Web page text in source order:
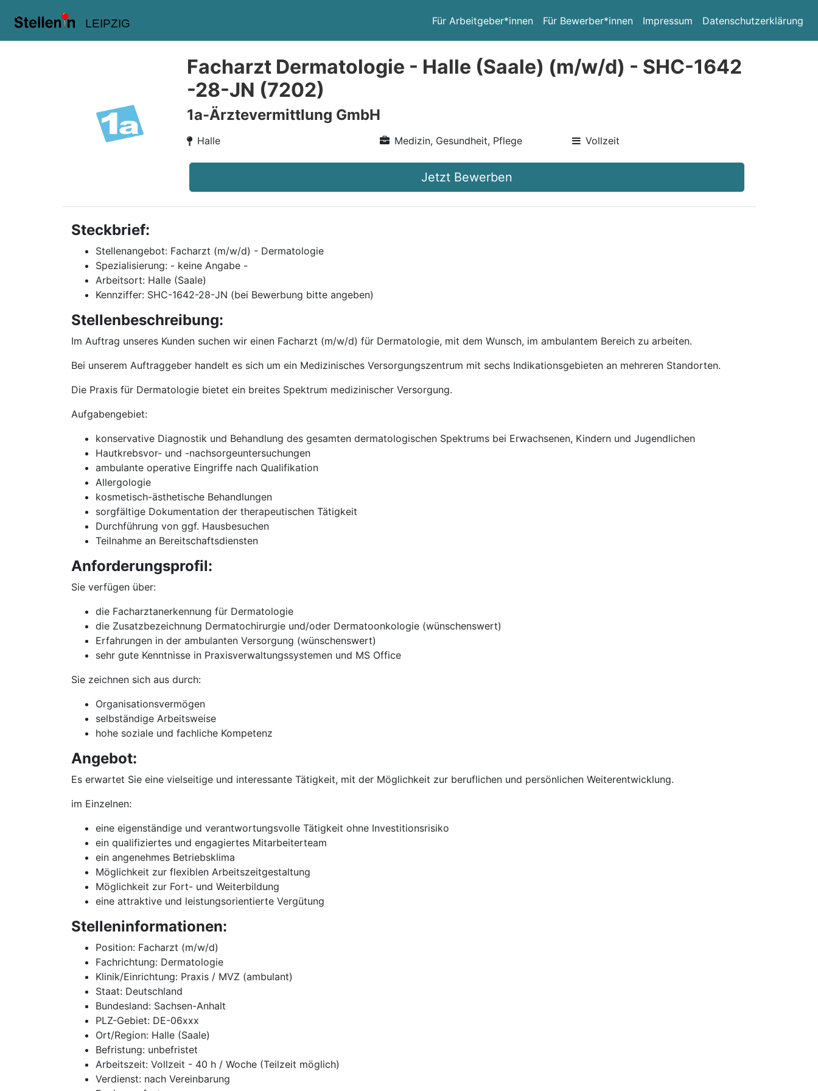
LEIPZIG Für Arbeitgeber*innen Für Bewerber*innen Impressum Datenschutzerklärung
Facharzt Dermatologie - Halle (Saale) (m/w/d) - SHC-1642
-28-JN (7202)
1a-Ärztevermittlung GmbH
Halle Medizin, Gesundheit, Pflege Vollzeit
Jetzt Bewerben
Steckbrief:
Stellenangebot: Facharzt (m/w/d) - Dermatologie
Spezialisierung: - keine Angabe -
Arbeitsort: Halle (Saale)
Kennziffer: SHC-1642-28-JN (bei Bewerbung bitte angeben)
Stellenbeschreibung:
Im Auftrag unseres Kunden suchen wir einen Facharzt (m/w/d) für Dermatologie, mit dem Wunsch, im ambulantem Bereich zu arbeiten.
Bei unserem Auftraggeber handelt es sich um ein Medizinisches Versorgungszentrum mit sechs Indikationsgebieten an mehreren Standorten.
Die Praxis für Dermatologie bietet ein breites Spektrum medizinischer Versorgung.
Aufgabengebiet:
konservative Diagnostik und Behandlung des gesamten dermatologischen Spektrums bei Erwachsenen, Kindern und Jugendlichen
Hautkrebsvor- und -nachsorgeuntersuchungen
ambulante operative Eingriffe nach Qualifikation
Allergologie
kosmetisch-ästhetische Behandlungen
sorgfältige Dokumentation der therapeutischen Tätigkeit
Durchführung von ggf. Hausbesuchen
Teilnahme an Bereitschaftsdiensten
Anforderungsprofil:
Sie verfügen über:
die Facharztanerkennung für Dermatologie
die Zusatzbezeichnung Dermatochirurgie und/oder Dermatoonkologie (wünschenswert)
Erfahrungen in der ambulanten Versorgung (wünschenswert)
sehr gute Kenntnisse in Praxisverwaltungssystemen und MS Office
Sie zeichnen sich aus durch:
Organisationsvermögen
selbständige Arbeitsweise
hohe soziale und fachliche Kompetenz
Angebot:
Es erwartet Sie eine vielseitige und interessante Tätigkeit, mit der Möglichkeit zur beruflichen und persönlichen Weiterentwicklung.
im Einzelnen:
eine eigenständige und verantwortungsvolle Tätigkeit ohne Investitionsrisiko
ein qualifiziertes und engagiertes Mitarbeiterteam
ein angenehmes Betriebsklima
Möglichkeit zur flexiblen Arbeitszeitgestaltung
Möglichkeit zur Fort- und Weiterbildung
eine attraktive und leistungsorientierte Vergütung
Stelleninformationen:
Position: Facharzt (m/w/d)
Fachrichtung: Dermatologie
Klinik/Einrichtung: Praxis / MVZ (ambulant)
Staat: Deutschland
Bundesland: Sachsen-Anhalt
PLZ-Gebiet: DE-06xxx
Ort/Region: Halle (Saale)
Befristung: unbefristet
Arbeitszeit: Vollzeit - 40 h / Woche (Teilzeit möglich)
Verdienst: nach Vereinbarung